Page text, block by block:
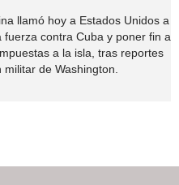
llamó hoy a Estados Unidos a
contra Cuba y poner fin a
a la isla, tras reportes
de Washington.